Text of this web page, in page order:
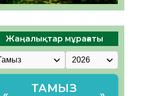
Жаңалықтар мұрағаты
ТАМЫЗ